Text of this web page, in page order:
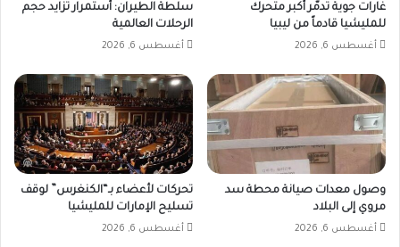
غارات جوية تدمّر أكبر متحرك
للمليشيا قادماً من ليبيا
أغسطس 6, 2026
سلطة الطيران: أستمرار تزايد حجم
الرحلات العالمية
أغسطس 6, 2026
وصول معدات صيانة محطة سد
مروي إلى البلاد
أغسطس 6, 2026
تحركات لأعضاء بـ“الكنغرس” لوقف
تسليح الإمارات للمليشيا
أغسطس 6, 2026